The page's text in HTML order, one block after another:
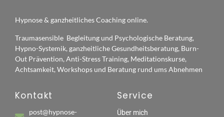
Hypnose & ganzheitliches Coaching online.
Traumasensible Begleitung und Psychologische Beratung,
Hypno-Systemik, ganzheitliche Gesundheitsberatung, Burn-
Out Prävention, Anti-Stress Training, Meditationskurse,
Achtsamkeit, Workshops und Beratung rund ums Abnehmen
Kontakt
post@hypnose-
Service
Über mich